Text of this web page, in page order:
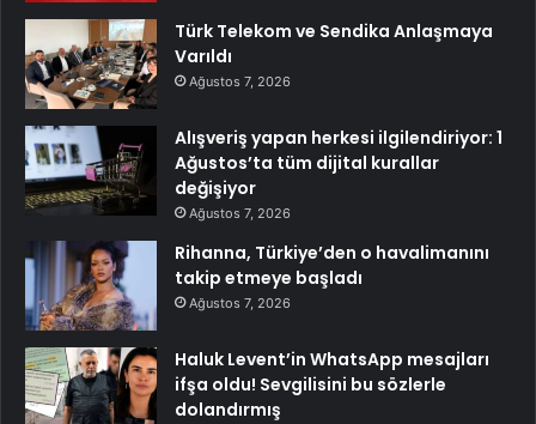
Türk Telekom ve Sendika Anlaşmaya
Varıldı
Ağustos 7, 2026
Alışveriş yapan herkesi ilgilendiriyor: 1
Ağustos’ta tüm dijital kurallar
değişiyor
Ağustos 7, 2026
Rihanna, Türkiye’den o havalimanını
takip etmeye başladı
Ağustos 7, 2026
Haluk Levent’in WhatsApp mesajları
ifşa oldu! Sevgilisini bu sözlerle
dolandırmış